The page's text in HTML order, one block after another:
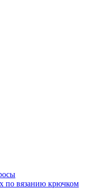
по вязанию крючком